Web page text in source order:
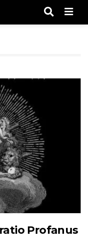
Profanus